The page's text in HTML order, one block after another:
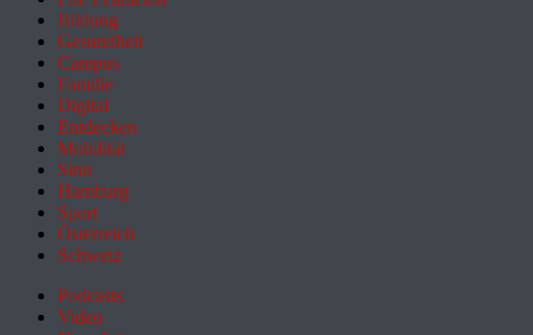
Bildung
Gesundheit
Campus
Familie
Digital
Entdecken
Mobilität
Sinn
Hamburg
Sport
Österreich
Schweiz
Podcasts
Video